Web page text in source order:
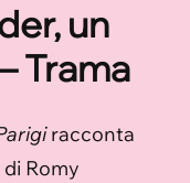
un
Trama
racconta
Romy